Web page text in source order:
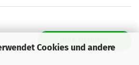
Cookies und andere